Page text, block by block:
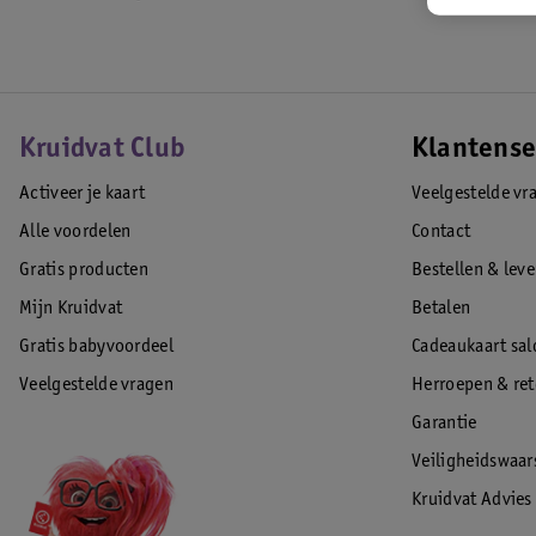
Kruidvat Club
Activeer je kaart
Alle voordelen
Gratis producten
Mijn Kruidvat
Gratis babyvoordeel
Veelgestelde vragen
Veelgestelde
Contact
Bestellen &
Betalen
Cadeaukaart
Herroepen &
Garantie
Kruidvat Advies